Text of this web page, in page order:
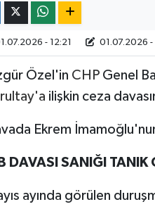
- 12:21 01.07.2026 -
Özel'in CHPGenel
ilişkin ceza
Ekrem
DAVASI SANIĞI TANIK
ayında görülen